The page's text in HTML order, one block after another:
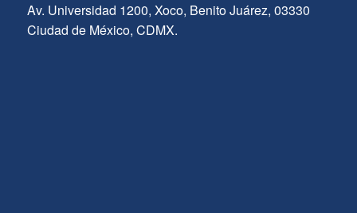
Av. Universidad 1200, Xoco, Benito Juárez, 03330
Ciudad de México, CDMX.